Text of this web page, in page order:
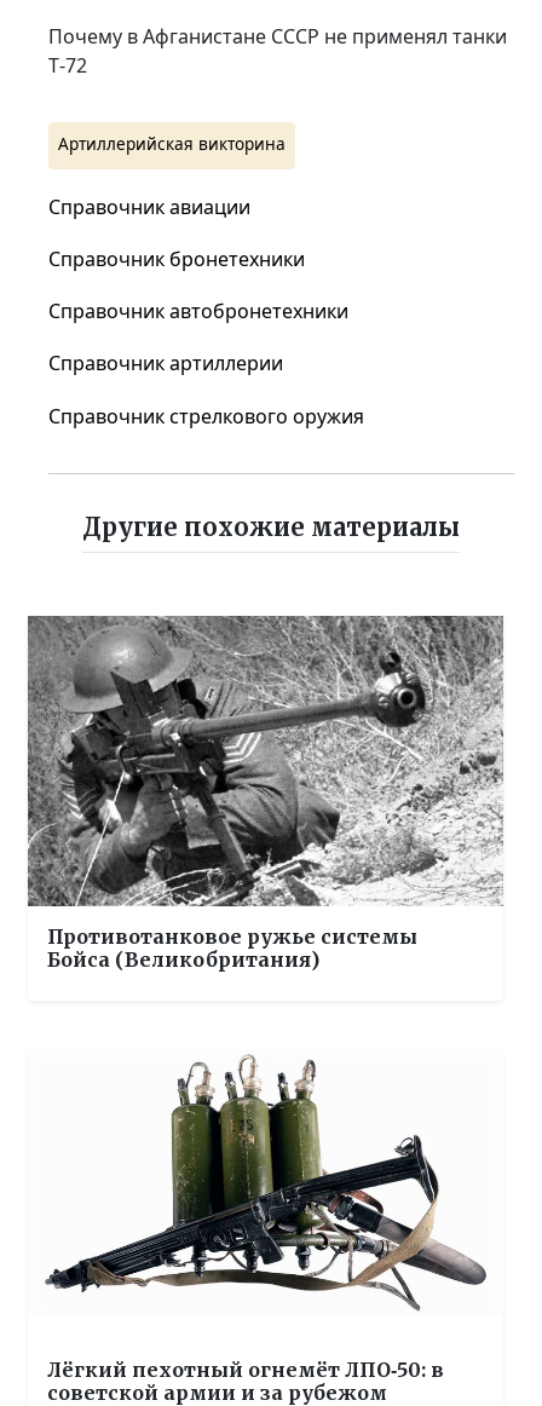
Почему в Афганистане СССР не применял танки
Т‑72
Артиллерийская викторина
Справочник авиации
Справочник бронетехники
Справочник автобронетехники
Справочник артиллерии
Справочник стрелкового оружия
Другие похожие материалы
Противотанковое ружье системы
Бойса (Великобритания)
Лёгкий пехотный огнемёт ЛПО‑50: в
советской армии и за рубежом